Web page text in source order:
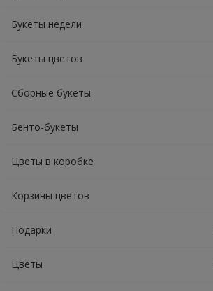
Букеты недели
Букеты цветов
Сборные букеты
Бенто-букеты
Цветы в коробке
Корзины цветов
Подарки
Цветы